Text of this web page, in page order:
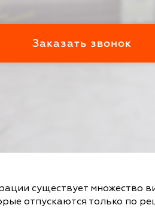
существует множество
отпускаются только по